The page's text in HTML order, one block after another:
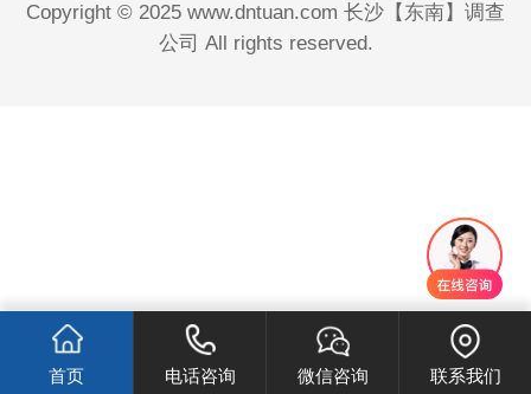
Copyright © 2025 www.dntuan.com 长沙【东南】调查
公司 All rights reserved.
首页 电话咨询 微信咨询 联系我们